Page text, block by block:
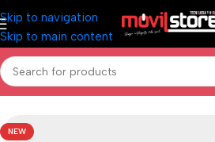
Skip to navigation
Skip to main content
Inicio/Accesorios Celulares/Cargadores
NEW